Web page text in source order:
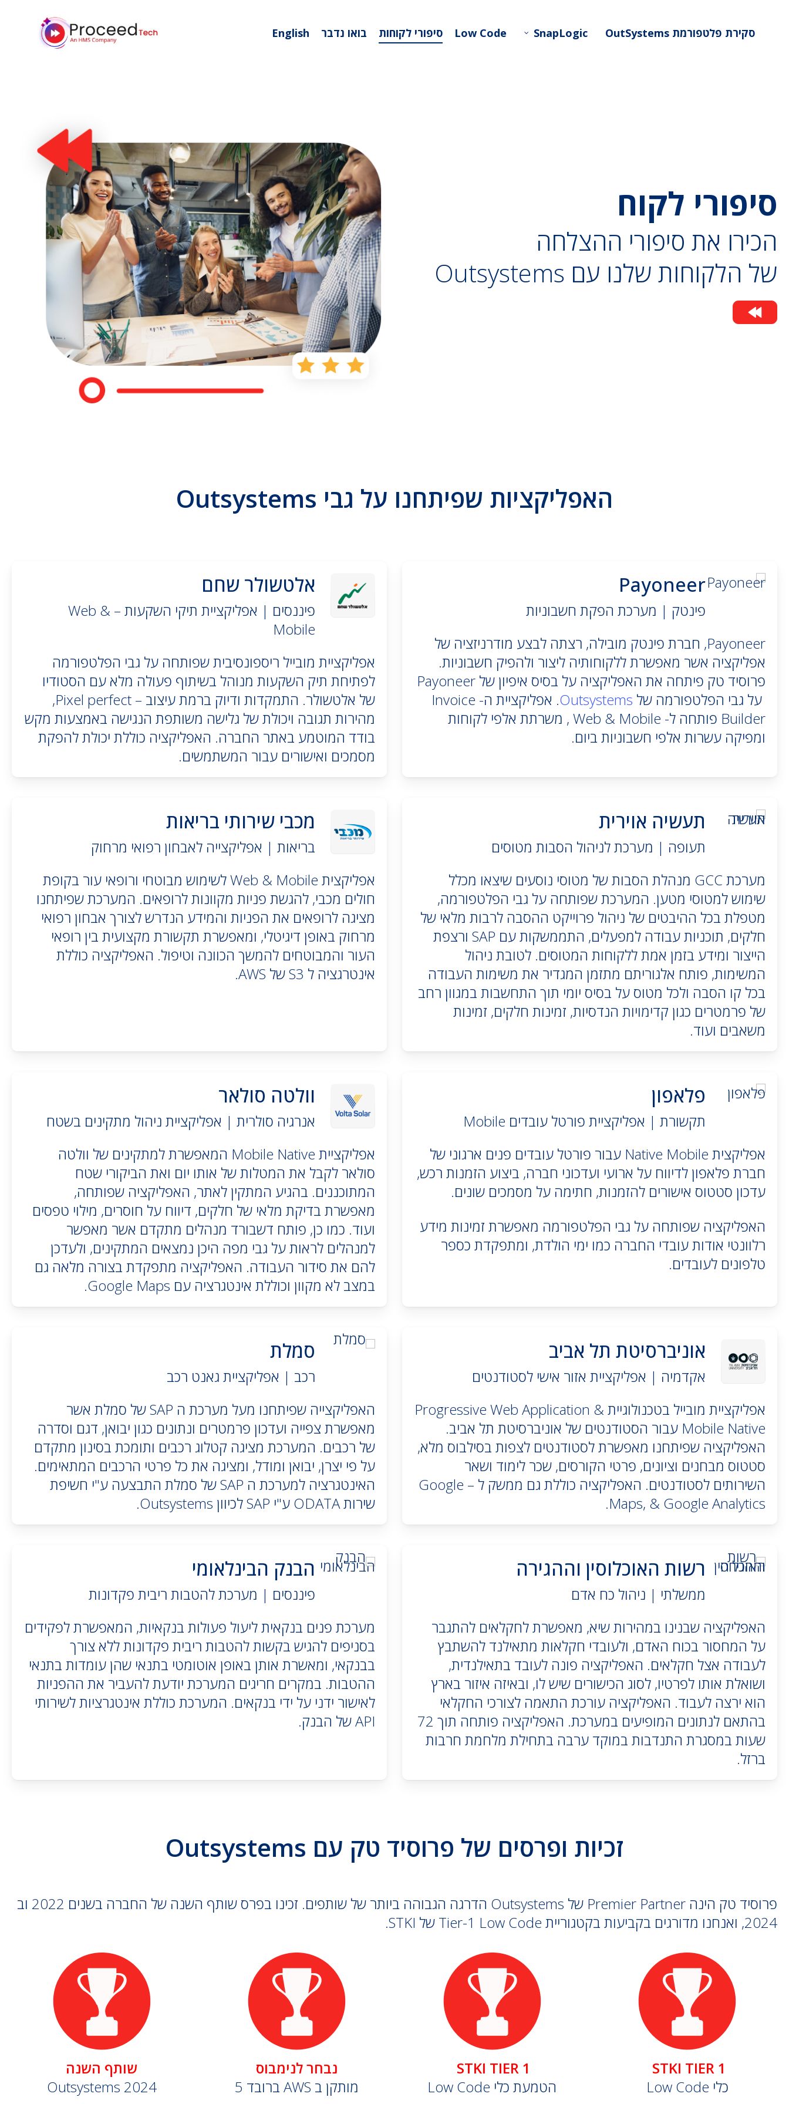
סקירת פלטפורמת OutSystems SnapLogic
Low Code סיפורי לקוחות בואו נדבר English
סיפורי לקוח
הכירו את סיפורי ההצלחה
של הלקוחות שלנו עם Outsystems
האפליקציות שפיתחנו על גבי Outsystems
אלטשולר שחם
פיננסים | אפליקציית תיקי השקעות – Web &
Mobile
אפליקציית מובייל ריספונסיבית שפותחה על גבי הפלטפורמה
לפתיחת תיק השקעות מנוהל בשיתוף פעולה מלא עם הסטודיו
של אלטשולר. התמקדות ודיוק ברמת עיצוב – Pixel perfect,
מהירות תגובה ויכולת של גלישה משותפת הנגישה באמצעות מקש
בודד המוטמע באתר החברה. האפליקציה כוללת יכולת להפקת
מסמכים ואישורים עבור המשתמשים.
Payoneer
פינטק | מערכת הפקת חשבוניות
Payoneer, חברת פינטק מובילה, רצתה לבצע מודרניזציה של
אפליקציה אשר מאפשרת ללקוחותיה ליצור ולהפיק חשבוניות.
פרוסיד טק פיתחה את האפליקציה על בסיס איפיון של Payoneer
על גבי הפלטפורמה של Outsystems
. אפליקציית ה- Invoice
Builder פותחה ל- Web & Mobile , משרתת אלפי לקוחות
ומפיקה עשרות אלפי חשבוניות ביום.
מכבי שירותי בריאות
בריאות | אפליקצייה לאבחון רפואי מרחוק
אפליקצית Web & Mobile לשימוש מבוטחי ורופאי עור בקופת
חולים מכבי, להגשת פניות מקוונות לרופאים. המערכת שפיתחנו
מציגה לרופאים את הפניות והמידע הנדרש לצורך אבחון רפואי
מרחוק באופן דיגיטלי, ומאפשרת תקשורת מקצועית בין רופאי
העור והמבוטחים להמשך הכוונה וטיפול. האפליקציה כוללת
אינטרגציה ל S3 של AWS.
תעשיה אוירית
תעופה | מערכת לניהול הסבות מטוסים
מערכת GCC מנהלת הסבות של מטוסי נוסעים שיצאו מכלל
שימוש למטוסי מטען. המערכת שפותחה על גבי הפלטפורמה,
מטפלת בכל ההיבטים של ניהול פרוייקט ההסבה לרבות מלאי של
חלקים, תוכניות עבודה למפעלים, התממשקות עם SAP ורצפת
הייצור ומידע בזמן אמת ללקוחות המטוסים. לטובת ניהול
המשימות, פותח אלגוריתם מתזמן המגדיר את משימות העבודה
בכל קו הסבה ולכל מטוס על בסיס יומי תוך התחשבות במגוון רחב
של פרמטרים כגון קדימויות הנדסיות, זמינות חלקים, זמינות
משאבים ועוד.
וולטה סולאר
אנרגיה סולרית | אפליקציית ניהול מתקינים בשטח
אפליקציית Mobile Native המאפשרת למתקינים של וולטה
סולאר לקבל את המטלות של אותו יום ואת הביקורי שטח
המתוכננים. בהגיע המתקין לאתר, האפליקציה שפותחה,
מאפשרת בדיקת מלאי של חלקים, דיווח על חוסרים, מילוי טפסים
ועוד. כמו כן, פותח דשבורד מנהלים מתקדם אשר מאפשר
למנהלים לראות על גבי מפה היכן נמצאים המתקינים, ולעדכן
להם את סידור העבודה. האפליקציה מתפקדת בצורה מלאה גם
במצב לא מקוון וכוללת אינטגרציה עם Google Maps.
פלאפון
תקשורת | אפליקציית פורטל עובדים Mobile
אפליקצית Native Mobile עבור פורטל עובדים פנים ארגוני של
חברת פלאפון לדיווח על ארועי ועדכוני חברה, ביצוע הזמנות רכש,
עדכון סטטוס אישורים להזמנות, חתימה על מסמכים שונים.
האפליקציה שפותחה על גבי הפלטפורמה מאפשרת זמינות מידע
רלוונטי אודות עובדי החברה כמו ימי הולדת, ומתפקדת כספר
טלפונים לעובדים.
סמלת
רכב | אפליקציית גאנט רכב
האפליקצייה שפיתחנו מעל מערכת ה SAP של סמלת אשר
מאפשרת צפייה ועדכון פרמטרים ונתונים כגון יבואן, דגם וסדרה
של רכבים. המערכת מציגה קטלוג רכבים ותומכת בסינון מתקדם
על פי יצרן, יבואן ומודל, ומציגה את כל פרטי הרכבים המתאימים.
האינטגרציה למערכת ה SAP של סמלת התבצעה ע"י חשיפת
שירות ODATA ע"י SAP לכיוון Outsystems.
אוניברסיטת תל אביב
אקדמיה | אפליקציית אזור אישי לסטודנטים
אפליקציית מובייל בטכנולוגיית Progressive Web Application &
Mobile Native עבור הסטודנטים של אוניברסיטת תל אביב.
האפליקציה שפיתחנו מאפשרת לסטודנטים לצפות בסילבוס מלא,
סטטוס מבחנים וציונים, פרטי הקורסים, שכר לימוד ושאר
השירותים לסטודנטים. האפליקציה כוללת גם ממשק ל – Google
Maps, & Google Analytics.
הבנק הבינלאומי
פיננסים | מערכת להטבות ריבית פקדונות
מערכת פנים בנקאית ליעול פעולות בנקאיות, המאפשרת לפקידים
בסניפים להגיש בקשות להטבות ריבית פקדונות ללא צורך
בבנקאי, ומאשרת אותן באופן אוטומטי בתנאי שהן עומדות בתנאי
ההטבות. במקרים חריגים המערכת יודעת להעביר את ההפניות
לאישור ידני על ידי בנקאים. המערכת כוללת אינטגרציות לשירותי
API של הבנק.
רשות האוכלוסין וההגירה
ממשלתי | ניהול כח אדם
האפליקציה שבנינו במהירות שיא, מאפשרת לחקלאים להתגבר
על המחסור בכוח האדם, ולעובדי חקלאות מתאילנד להשתבץ
לעבודה אצל חקלאים. האפליקציה פונה לעובד בתאילנדית,
ושואלת אותו לפרטיו, לסוג הכישורים שיש לו, ובאיזה איזור בארץ
הוא ירצה לעבוד. האפליקציה עורכת התאמה לצורכי החקלאי
בהתאם לנתונים המופיעים במערכת. האפליקציה פותחה תוך 72
שעות במסגרת התנדבות במוקד ערבה בתחילת מלחמת חרבות
ברזל.
זכיות ופרסים של פרוסיד טק עם Outsystems
פרוסיד טק הינה Premier Partner של Outsystems הדרגה הגבוהה ביותר של שותפים. זכינו בפרס שותף השנה של החברה בשנים 2022 וב
2024, ואנחנו מדורגים בקביעות בקטגוריית Tier-1 Low Code של STKI.
שותף השנה
Outsystems 2024
נבחר לנימבוס
ברובד 5 AWS מותקן ב
STKI TIER 1
Low Code הטמעת כלי
STKI TIER 1
Low Code כלי